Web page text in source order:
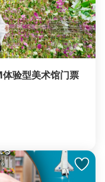
验型美术馆门票